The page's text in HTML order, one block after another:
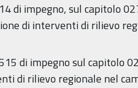
di impegno, sul capitolo
di interventi di rilievo
di impegno sul
di rilievo regionale nel